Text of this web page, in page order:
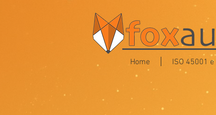
Home ISO 45001 e